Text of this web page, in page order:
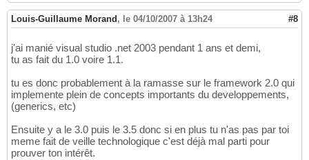
Louis-Guillaume Morand , le 04/10/2007 à 13h24 #8
j'ai manié visual studio .net 2003 pendant 1 ans et demi,
tu as fait du 1.0 voire 1.1.
tu es donc probablement à la ramasse sur le framework 2.0 qui
implemente plein de concepts importants du developpements,
(generics, etc)
Ensuite y a le 3.0 puis le 3.5 donc si en plus tu n'as pas par toi
meme fait de veille technologique c'est déjà mal parti pour
prouver ton intérêt.